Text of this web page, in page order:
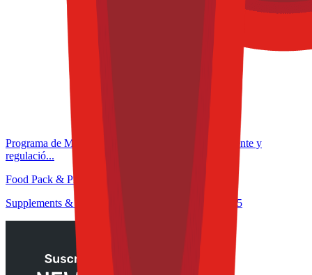
Programa de Microcertificación: Formulación inteligente y
regulació...
Food Pack & Process Congress 2025
Supplements & Nutrition Congress at TFT S&E 2025